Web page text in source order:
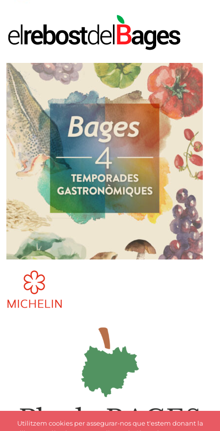
Utilitzem cookies per assegurar-nos que t'estem donant la